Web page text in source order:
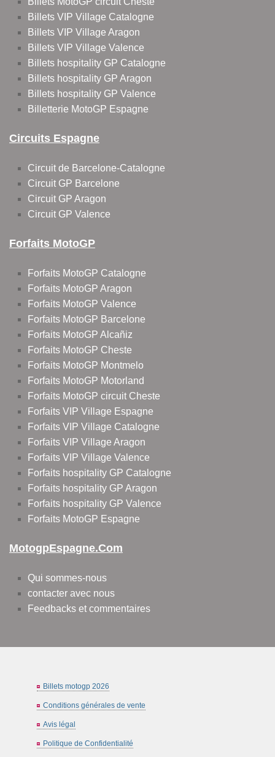
Billets VIP Village Catalogne
Billets VIP Village Aragon
Billets VIP Village Valence
Billets hospitality GP Catalogne
Billets hospitality GP Aragon
Billets hospitality GP Valence
Billetterie MotoGP Espagne
Circuits Espagne
Circuit de Barcelone-Catalogne
Circuit GP Barcelone
Circuit GP Aragon
Circuit GP Valence
Forfaits MotoGP
Forfaits MotoGP Catalogne
Forfaits MotoGP Aragon
Forfaits MotoGP Valence
Forfaits MotoGP Barcelone
Forfaits MotoGP Alcañiz
Forfaits MotoGP Cheste
Forfaits MotoGP Montmelo
Forfaits MotoGP Motorland
Forfaits MotoGP circuit Cheste
Forfaits VIP Village Espagne
Forfaits VIP Village Catalogne
Forfaits VIP Village Aragon
Forfaits VIP Village Valence
Forfaits hospitality GP Catalogne
Forfaits hospitality GP Aragon
Forfaits hospitality GP Valence
Forfaits MotoGP Espagne
MotogpEspagne.com
Qui sommes-nous
contacter avec nous
Feedbacks et commentaires
Billets motogp 2026
Conditions générales de vente
Avis légal
Politique de Confidentialité